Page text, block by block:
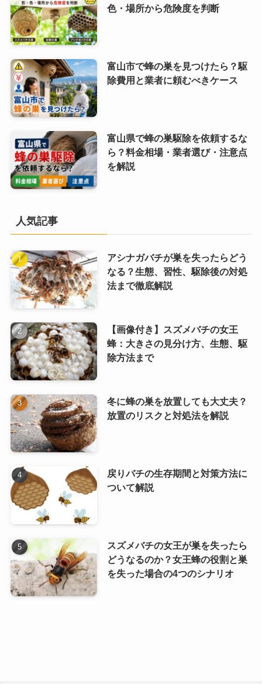
色・場所から危険度を判断
富山市で蜂の巣を見つけたら？駆
除費用と業者に頼むべきケース
富山県で蜂の巣駆除を依頼するな
ら？料金相場・業者選び・注意点
を解説
人気記事
アシナガバチが巣を失ったらどう
なる？生態、習性、駆除後の対処
法まで徹底解説
【画像付き】スズメバチの女王
蜂：大きさの見分け方、生態、駆
除方法まで
冬に蜂の巣を放置しても大丈夫？
放置のリスクと対処法を解説
戻りバチの生存期間と対策方法に
ついて解説
スズメバチの女王が巣を失ったら
どうなるのか？女王蜂の役割と巣
を失った場合の4つのシナリオ